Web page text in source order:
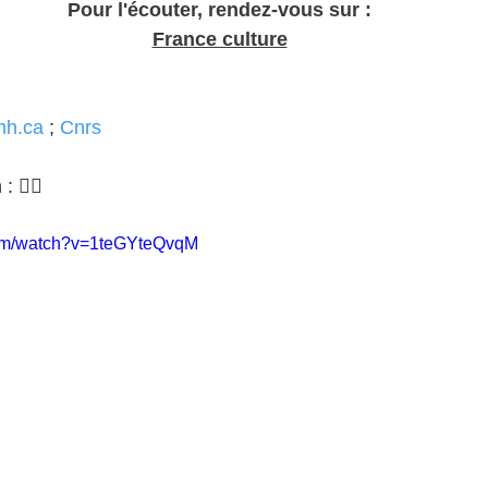
Pour l'écouter, rendez-vous sur :
France culture
; Cnrs
👇🏻
watch?v=1teGYteQvqM